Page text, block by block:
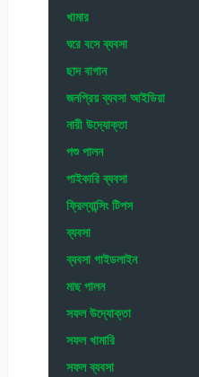
খামার
ঘরে বসে ব্যবসা
ছাদ বাগান
জনপ্রিয় ব্যবসা আইডিয়া
নারী উদ্যোক্তা
পশু পালন
পাইকারি ব্যবসা
ফ্রিল্যান্সিং টিপস
ব্যবসা
ব্যবসা গাইডলাইন
মাছ পালন
সফল উদ্যোক্তা
সফল খামারি
সফল ব্যবসা